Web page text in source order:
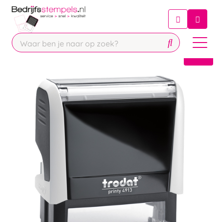
Chatbot
Chat 24/7 met onze chatbot voor
Contact